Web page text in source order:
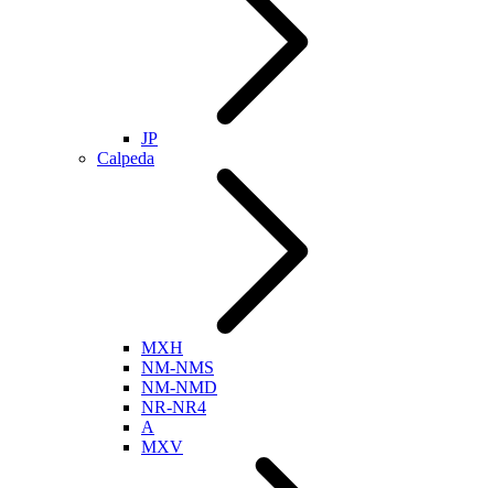
JP
Calpeda
MXH
NM-NMS
NM-NMD
NR-NR4
A
MXV